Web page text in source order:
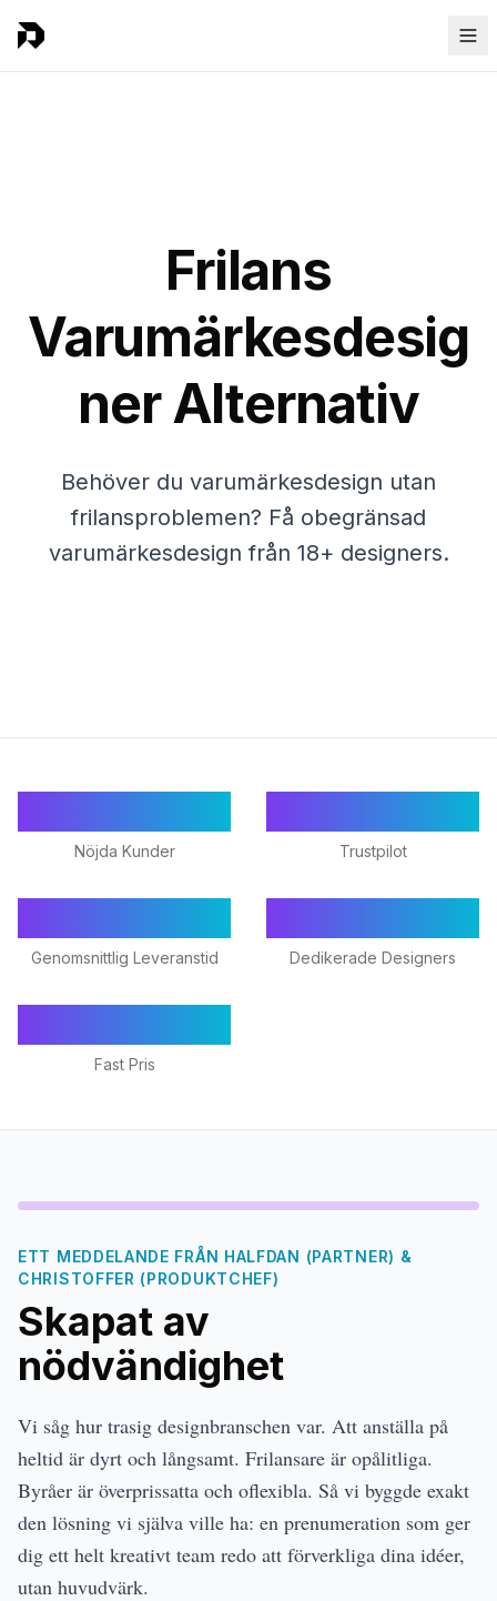
Frilans
Varumärkesdesig
ner Alternativ
Behöver du varumärkesdesign utan
frilansproblemen? Få obegränsad
varumärkesdesign från 18+ designers.
Nöjda Kunder Trustpilot
Genomsnittlig Leveranstid Dedikerade Designers
Fast Pris
ETT MEDDELANDE FRÅN HALFDAN (PARTNER) &
CHRISTOFFER (PRODUKTCHEF)
Skapat av
nödvändighet
Vi såg hur trasig designbranschen var. Att anställa på
heltid är dyrt och långsamt. Frilansare är opålitliga.
Byråer är överprissatta och oflexibla. Så vi byggde exakt
den lösning vi själva ville ha: en prenumeration som ger
dig ett helt kreativt team redo att förverkliga dina idéer,
utan huvudvärk.